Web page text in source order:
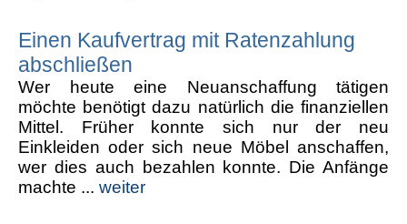
Einen Kaufvertrag mit Ratenzahlung
abschließen
Wer heute eine Neuanschaffung tätigen
möchte benötigt dazu natürlich die finanziellen
Mittel. Früher konnte sich nur der neu
Einkleiden oder sich neue Möbel anschaffen,
wer dies auch bezahlen konnte. Die Anfänge
machte ... weiter